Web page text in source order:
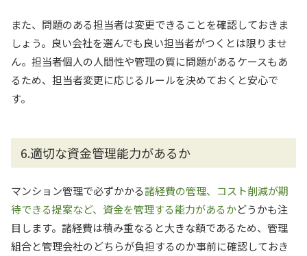
また、問題のある担当者は変更できることを確認しておきま
しょう。良い会社を選んでも良い担当者がつくとは限りませ
ん。担当者個人の人間性や管理の質に問題があるケースもあ
るため、担当者変更に応じるルールを決めておくと安心で
す。
6.適切な資金管理能力があるか
マンション管理で必ずかかる諸経費の管理、コスト削減が期
待できる提案など、資金を管理する能力があるかどうかも注
目します。諸経費は積み重なると大きな額であるため、管理
組合と管理会社のどちらが負担するのか事前に確認しておき